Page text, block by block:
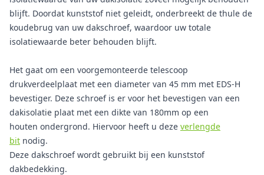
blijft. Doordat kunststof niet geleidt, onderbreekt de thule de
koudebrug van uw dakschroef, waardoor uw totale
isolatiewaarde beter behouden blijft.
Het gaat om een voorgemonteerde telescoop
drukverdeelplaat met een diameter van 45 mm met EDS-H
bevestiger. Deze schroef is er voor het bevestigen van een
dakisolatie plaat met een dikte van 180mm op een
houten ondergrond. Hiervoor heeft u deze verlengde
bit nodig.
Deze dakschroef wordt gebruikt bij een kunststof
dakbedekking.